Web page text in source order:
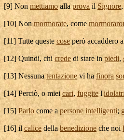
[9] Nonmettiamoallaprovail Signore
[10] Nonmormorate, come
[11] Tutte questecoseperòaccaddero
[12] Quindi, chicrede di stare in piedi,
[13] Nessunatentazionevi ha finora
[14] Perciò, o mieicari, fuggitel'
[15]Parlocome a persone intelligenti;
[16] ilcalice dellabenedizione che noi